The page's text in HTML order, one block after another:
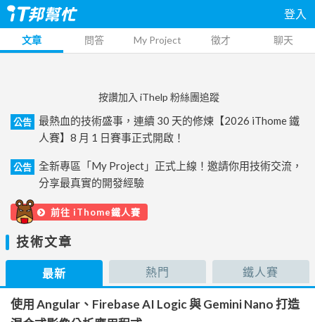
登入
文章 問答 My Project 徵才 聊天
按讚加入 iThelp 粉絲團追蹤
公告
最熱血的技術盛事，連續 30 天的修煉【2026 iThome 鐵
人賽】8 月 1 日賽事正式開啟！
公告
全新專區「My Project」正式上線！邀請你用技術交流，
分享最真實的開發經驗
前往 iThome鐵人賽
技術文章
最新 熱門 鐵人賽
使用 Angular、Firebase AI Logic 與 Gemini Nano 打造